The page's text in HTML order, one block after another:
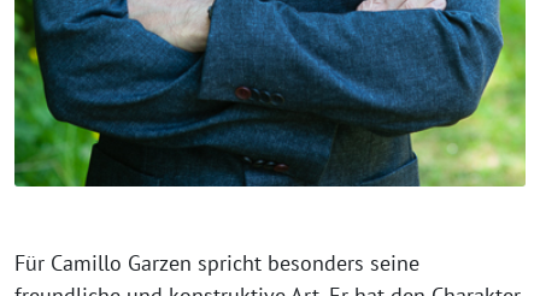
Für Camillo Garzen spricht besonders seine